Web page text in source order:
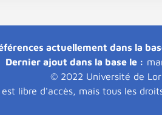
actuellement dans la
Dernier ajout dans la base le :
© 2022 Université de
libre d'accès, mais tous les